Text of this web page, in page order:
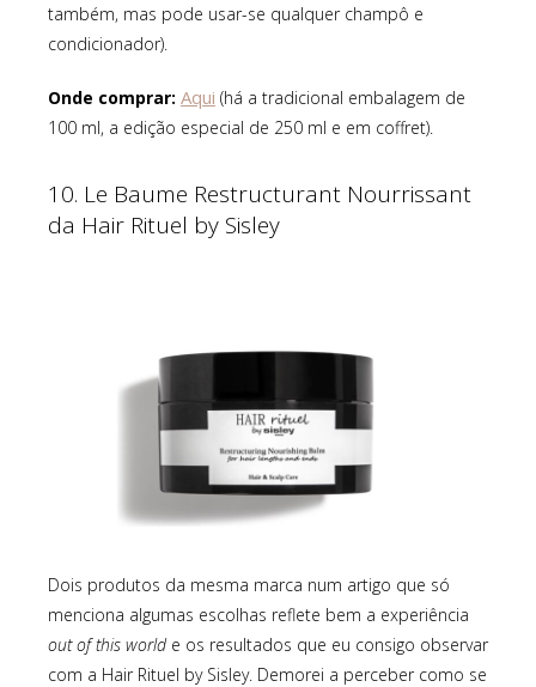
também, mas pode usar-se qualquer champô e
condicionador).
Onde comprar: Aqui (há a tradicional embalagem de
100 ml, a edição especial de 250 ml e em coffret).
10. Le Baume Restructurant Nourrissant
da Hair Rituel by Sisley
Dois produtos da mesma marca num artigo que só
menciona algumas escolhas reflete bem a experiência
out of this worlde os resultados que eu consigo observar
com a Hair Rituel by Sisley. Demorei a perceber como se